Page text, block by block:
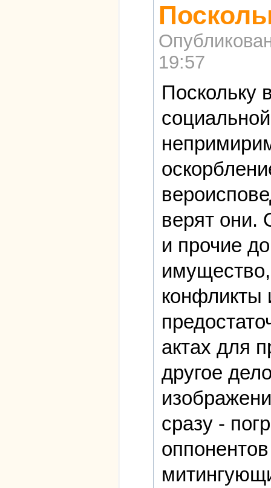
19:57
Поскольку
верят они.
и прочие
конфликты
актах для
другое
сразу -